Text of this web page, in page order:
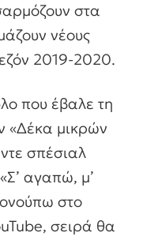
στα
νέους
2019-2020.
που έβαλε τη
«Δέκα μικρών
σπέσιαλ
αγαπώ, μ’
στο
σειρά θα